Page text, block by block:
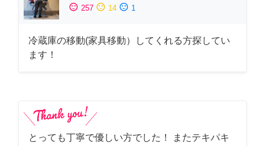
sentiment_satisfied 257 sentiment_neutral 14 sentiment_dissatisfied 1
冷蔵庫の移動(家具移動）してくれる方探してい
ます！
とっても丁寧で優しい方でした！ またテキパキ